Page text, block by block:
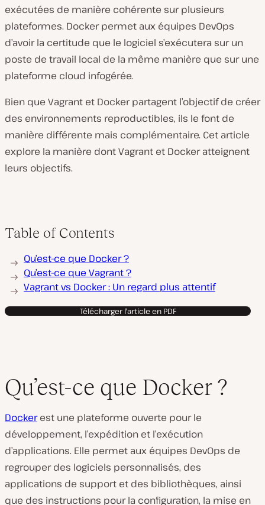
exécutées de manière cohérente sur plusieurs
plateformes. Docker permet aux équipes DevOps
d’avoir la certitude que le logiciel s’exécutera sur un
poste de travail local de la même manière que sur une
plateforme cloud infogérée.
Bien que Vagrant et Docker partagent l’objectif de créer
des environnements reproductibles, ils le font de
manière différente mais complémentaire. Cet article
explore la manière dont Vagrant et Docker atteignent
leurs objectifs.
Table of Contents
Qu’est-ce que Docker ?
Qu’est-ce que Vagrant ?
Vagrant vs Docker : Un regard plus attentif
Télécharger l'article en PDF
Qu’est-ce que Docker ?
Dockerest une plateforme ouverte pour le
développement, l’expédition et l’exécution
d’applications. Elle permet aux équipes DevOps de
regrouper des logiciels personnalisés, des
applications de support et des bibliothèques, ainsi
que des instructions pour la configuration, la mise en